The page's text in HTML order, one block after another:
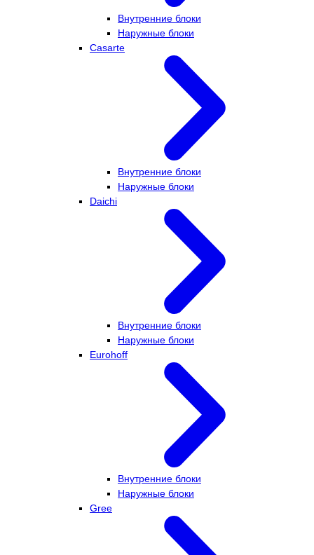
Внутренние блоки
Наружные блоки
Casarte
Внутренние блоки
Наружные блоки
Daichi
Внутренние блоки
Наружные блоки
Eurohoff
Внутренние блоки
Наружные блоки
Gree